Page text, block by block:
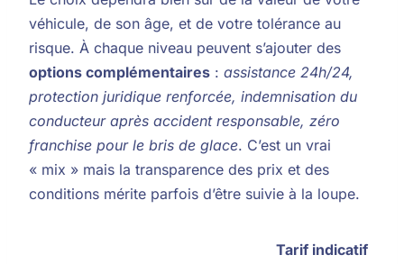
véhicule, de son âge, et de votre tolérance au
risque. À chaque niveau peuvent s’ajouter des
options complémentaires : assistance 24h/24,
protection juridique renforcée, indemnisation du
conducteur après accident responsable, zéro
franchise pour le bris de glace. C’est un vrai
« mix » mais la transparence des prix et des
conditions mérite parfois d’être suivie à la loupe.
Tarif indicatif